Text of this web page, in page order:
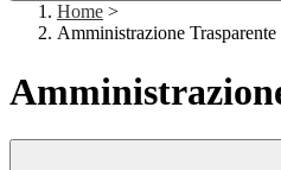
Home >
Amministrazione Trasparente